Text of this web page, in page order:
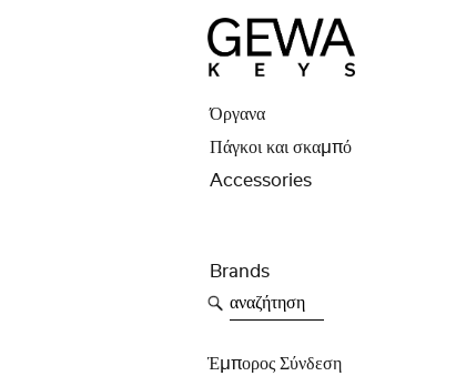
Όργανα
Πάγκοι και σκαμπό
Accessories
Brands
αναζήτηση
Έμπορος Σύνδεση